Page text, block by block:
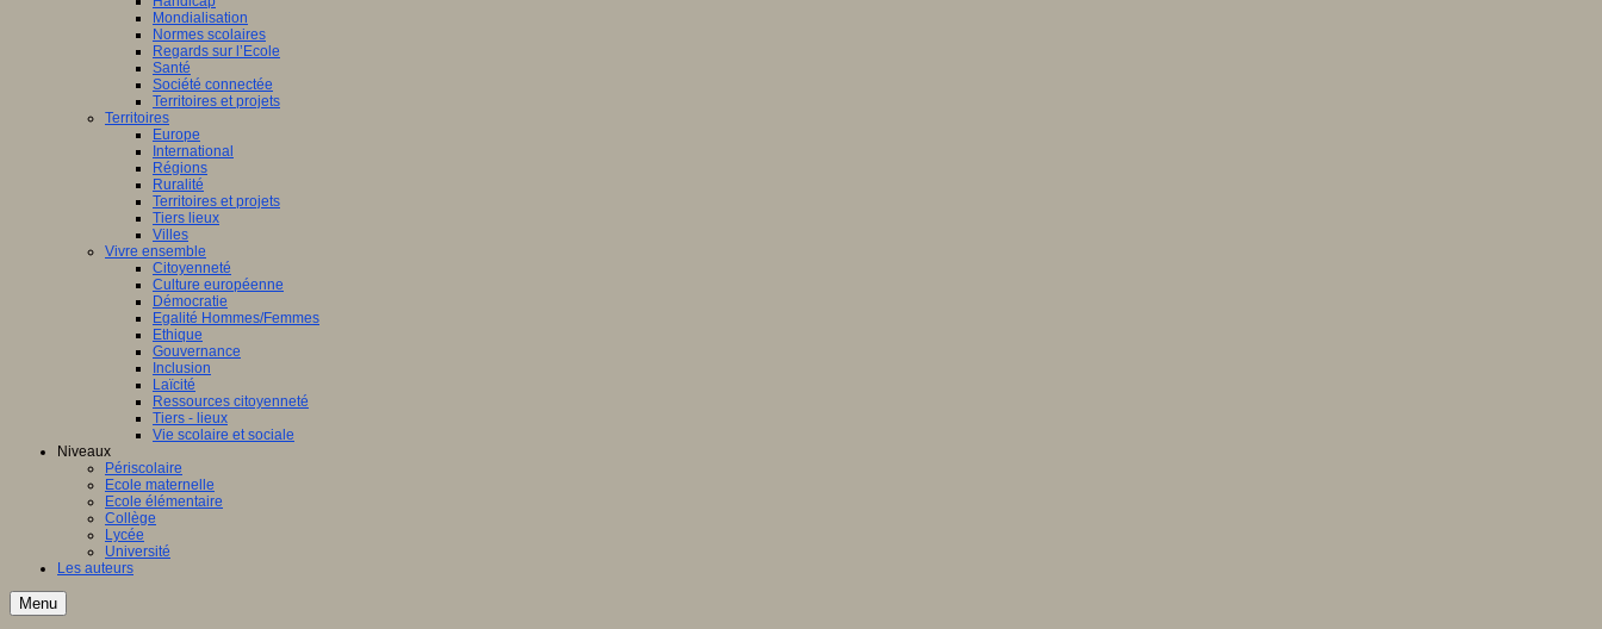
Mondialisation
Normes scolaires
Regards sur l’Ecole
Santé
Société connectée
Territoires et projets
Territoires
Europe
International
Régions
Ruralité
Territoires et projets
Tiers lieux
Villes
Vivre ensemble
Citoyenneté
Culture européenne
Démocratie
Egalité Hommes/Femmes
Ethique
Gouvernance
Inclusion
Laïcité
Ressources citoyenneté
Tiers - lieux
Vie scolaire et sociale
Niveaux
Périscolaire
Ecole maternelle
Ecole élémentaire
Collège
Lycée
Université
Les auteurs
Menu